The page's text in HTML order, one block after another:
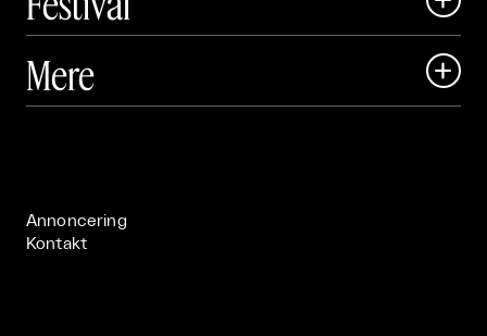
 Art Matter Festival
Mere 
Annoncering
Kontakt